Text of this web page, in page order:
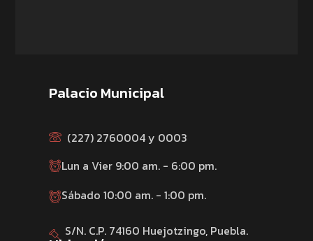
Palacio Municipal
(227) 2760004 y 0003
Lun a Vier 9:00 am. - 6:00 pm.
Sábado 10:00 am. - 1:00 pm.
S/N. C.P. 74160 Huejotzingo, Puebla.